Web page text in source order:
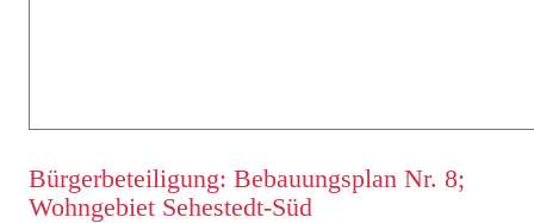
Bürgerbeteiligung: Bebauungsplan Nr. 8;
Wohngebiet Sehestedt-Süd